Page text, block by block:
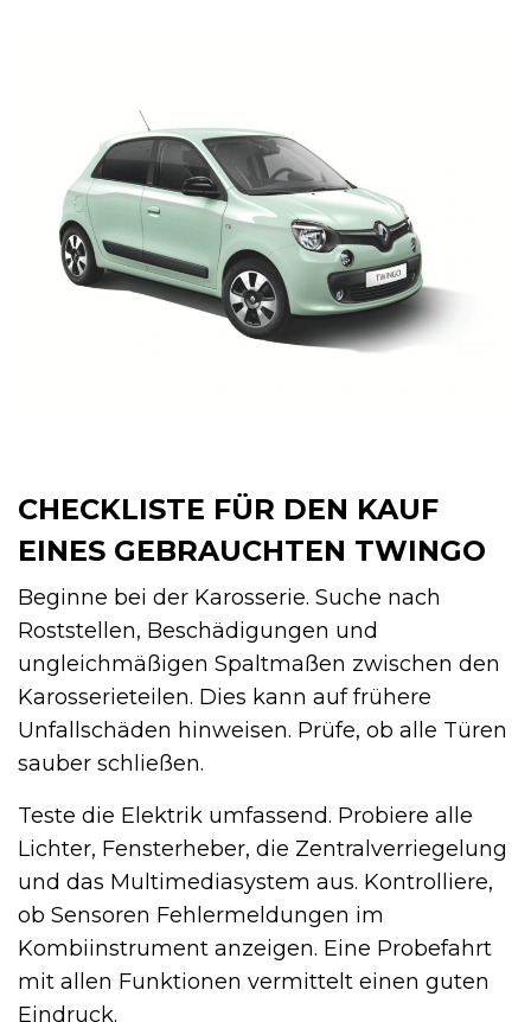
CHECKLISTE FÜR DEN KAUF
EINES GEBRAUCHTEN TWINGO
Beginne bei der Karosserie. Suche nach
Roststellen, Beschädigungen und
ungleichmäßigen Spaltmaßen zwischen den
Karosserieteilen. Dies kann auf frühere
Unfallschäden hinweisen. Prüfe, ob alle Türen
sauber schließen.
Teste die Elektrik umfassend. Probiere alle
Lichter, Fensterheber, die Zentralverriegelung
und das Multimediasystem aus. Kontrolliere,
ob Sensoren Fehlermeldungen im
Kombiinstrument anzeigen. Eine Probefahrt
mit allen Funktionen vermittelt einen guten
Eindruck.